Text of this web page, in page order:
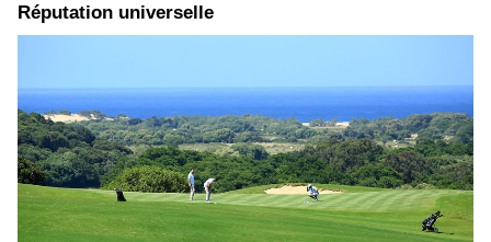
​Réputation universelle